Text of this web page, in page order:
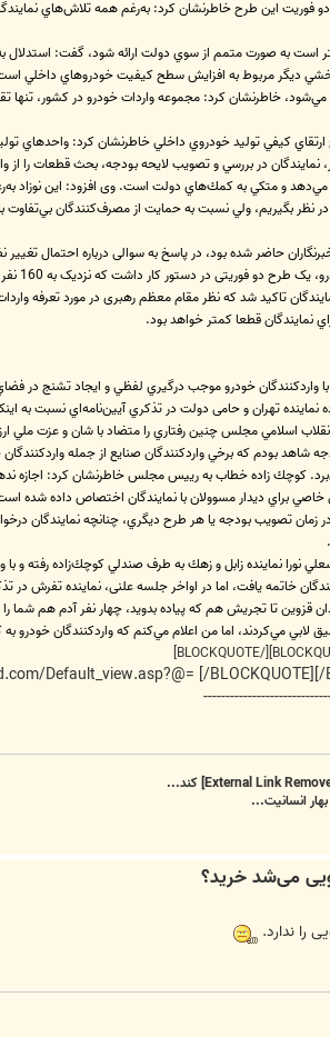
است به صورت متمم از سوي دولت ارائه شود، گفت:
ديگر مربوط به افزايش سطح كيفيت خودروهاي داخلي
خاطرنشان كرد: مجموعه واردات خودرو در كشور،
كيفي توليد خودروي داخلي خاطرنشان كرد: واحدهاي
نظر بگيريم، ولي نسبت به حمايت از مصرف‌كنندگان
حاضر شده بود، در پاسخ به سوالی درباره احتمال
تاکید شد که نظر مقام معظم رهبری در مورد تعرفه
نمایندگان قطعا کمتر خواهد بود.
وارد‌كنندگان خودرو موجب درگيري لفظي و ايجاد تشنج در
تهران و حامی دولت در تذكري آيين‌نامه‌اي نسبت به
اسلامي مجلس چنين رفتاري را متضاد با شان و عزت ملي
بودم كه برخي وارد‌كنندگان صنايع از جمله
كوچك زاده خطاب به رييس مجلس خاطرنشان كرد: اجازه
براي ديدار مسوولان با نمايندگان اختصاص داده شده
زمان تصويب بودجه يا هر طرح ديگري، چنانچه نمايندگان
نورا نماينده زابل و زهك به طرف صندلي كوچك‌زاده رفته
خاتمه يافت، اما در اواخر جلسه علنی، نماينده تفرش در
کند...
انسانیت...
را ندارد.